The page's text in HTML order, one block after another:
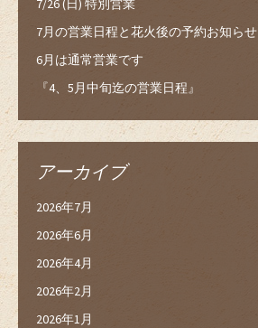
7/26 (日) 特別営業
7月の営業日程と花火後の予約お知らせ
6月は通常営業です
『4、5月中旬迄の営業日程』
アーカイブ
2026年7月
2026年6月
2026年4月
2026年2月
2026年1月